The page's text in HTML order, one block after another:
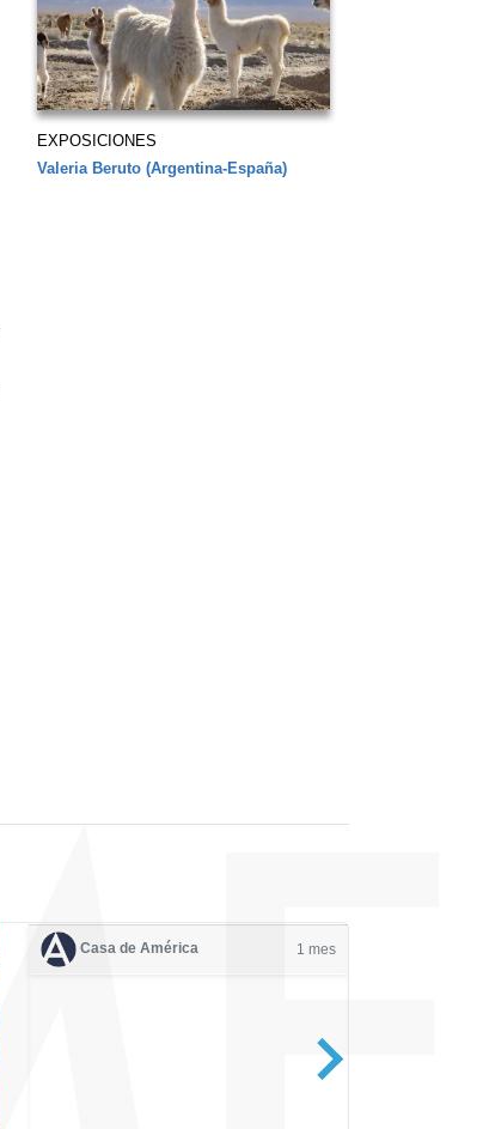
EXPOSICIONES
Valeria Beruto (Argentina-España)
Casa de América 1 mes